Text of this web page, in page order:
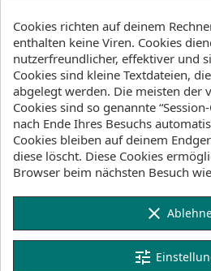
Beschreibung
Like most everyone else, we
clunky gloves in the water. So
always do—went to the
ones that are far superior.
petrochemical-free limestone
Aire Gloves have a pre-curve
the hand pump associated
gloves. We also added a
provide a more tactile feel and
fleece liner for maximum
Cookies richten auf deinem
enthalten keine Viren. Cookies
nutzerfreundlicher, effektiver und
Cookies sind kleine Textdateien,
abgelegt werden. Die meisten der
Cookies sind so genannte
nach Ende Ihres Besuchs
Cookies bleiben auf deinem
diese löscht. Diese Cookies
Browser beim nächsten Besuch
clear
tune